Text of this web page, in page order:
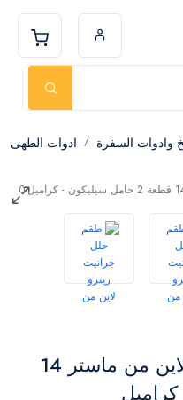
وادوات السفرة
ادوات الطهى
طقم حلل جرانيت ريترو لاين من ماستر 14